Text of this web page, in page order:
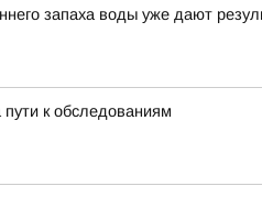
запаха воды уже дают
к обследованиям